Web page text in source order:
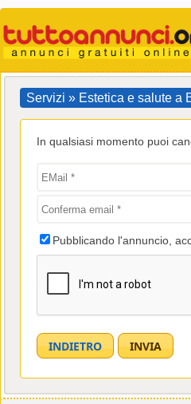
Servizi » Estetica e salute a
In qualsiasi momento puoi
Pubblicando l'annuncio,